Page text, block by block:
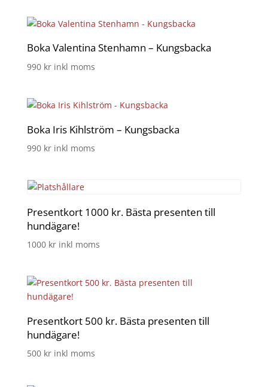
Boka Valentina Stenhamn – Kungsbacka
990 kr inkl moms
Boka Iris Kihlström – Kungsbacka
990 kr inkl moms
Presentkort 1000 kr. Bästa presenten till
hundägare!
1000 kr inkl moms
Presentkort 500 kr. Bästa presenten till
hundägare!
500 kr inkl moms